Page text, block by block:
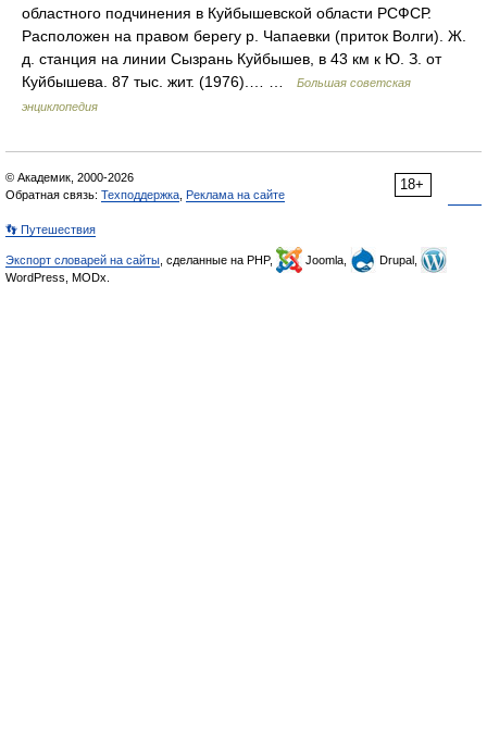
областного подчинения в Куйбышевской области РСФСР.
Расположен на правом берегу р. Чапаевки (приток Волги). Ж.
д. станция на линии Сызрань Куйбышев, в 43 км к Ю. З. от
Куйбышева. 87 тыс. жит. (1976).… …
Большая советская
энциклопедия
18+
© Академик, 2000-2026
Обратная связь: Техподдержка Реклама на сайте
👣 Путешествия
Экспорт словарей на сайты , сделанные на PHP, Joomla,
Drupal,
WordPress, MODx.